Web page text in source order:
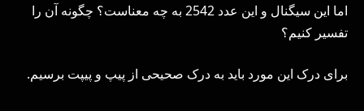
اما این سیگنال و این عدد 2542 به چه معناست؟ چگونه آن را
تفسیر کنیم؟
برای درک این مورد باید به درک صحیحی از پیپ و پیپت برسیم.